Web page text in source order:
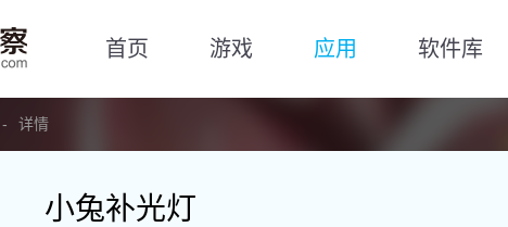
首页 游戏 应用 软件库
详情
小兔补光灯